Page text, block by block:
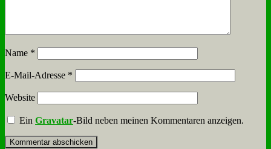
Name *
E-Mail-Adresse *
Website
EinGravatar-Bild neben meinen Kommentaren anzeigen.